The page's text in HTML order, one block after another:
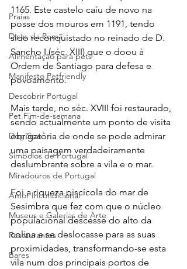
Praias
Dicas da Romã
Alimentação para pets
Manifesto Petfriendly
Descobrir Portugal
Pet Fim-de-semana
Dog Spa
Símbolos de Portugal
Miradouros de Portugal
Amor Incondicional
Museus e Galerias de Arte
Restaurantes
Bares
1165. Este castelo caíu de novo na
posse dos mouros em 1191, tendo
sido reconquistado no reinado de D.
Sancho I (séc. XIII) que o doou à
Ordem de Santiago para defesa e
povoamento.
Mais tarde, no séc. XVIII foi restaurado,
sendo actualmente um ponto de visita
obrigatória de onde se pode admirar
uma paisagem verdadeiramente
deslumbrante sobre a vila e o mar.
Foi a riqueza piscícola do mar de
Sesimbra que fez com que o núcleo
populacional descesse do alto da
colina e se deslocasse para as suas
proximidades, transformando-se esta
vila num dos principais portos de